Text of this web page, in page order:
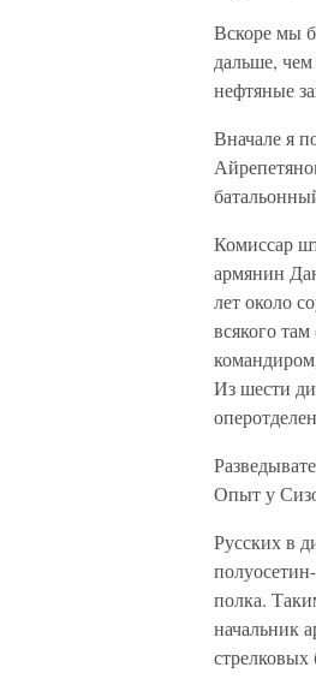
Вскоре мы
дальше,
нефтяные
Вначале я
Комиссар
армянин
лет около
всякого
Из шести
Опыт у
Русских в
полка.
начальник
стрелковых